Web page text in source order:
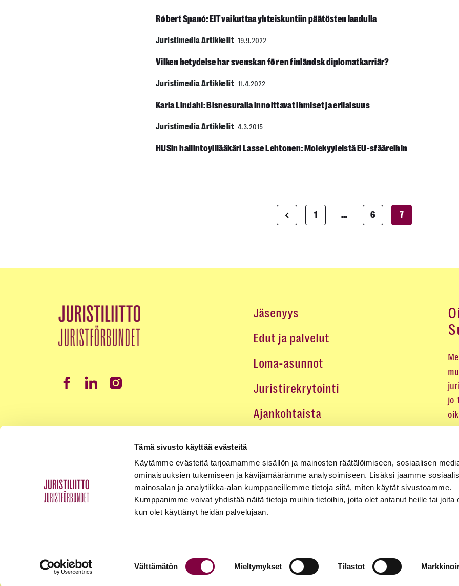
Tämä sivusto käyttää evästeitä
Käytämme evästeitä tarjoamamme sisällön ja mainosten räätälöimiseen, sosiaalisen
ominaisuuksien tukemiseen ja kävijämäärämme analysoimiseen. Lisäksi jaamme
mainosalan ja analytiikka-alan kumppaneillemme tietoja siitä, miten käytät sivustoamme.
Kumppanimme voivat yhdistää näitä tietoja muihin tietoihin, joita olet antanut heille tai joita
kun olet käyttänyt heidän palvelujaan.
Välttämätön Mieltymykset Tilastot
Róbert Spanó: EIT vaikuttaa yhteis­kuntiin päätösten laadulla
Juristimedia Artikkelit 19.9.2022
Vilken betydelse har svenskan för en finländsk diplomatkarriär?
Juristimedia Artikkelit 11.4.2022
Karla Lindahl: Bisnesuralla innoittavat ihmiset ja erilaisuus
Juristimedia Artikkelit 4.3.2015
HUSin hallintoylilääkäri Lasse Lehtonen: Molekyyleistä EU-sfääreihin
1 … 6 7
Jäsenyys
Edut ja palvelut
Loma-asunnot
Juristirekrytointi
Ajankohtaista
Koulutukset ja tapahtumat
Yhteystiedot
jo
Tietosuojaseloste Palaute Yhteystiedot